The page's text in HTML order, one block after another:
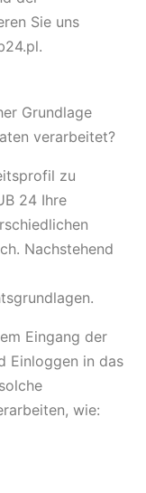
Sie uns
Grundlage
verarbeitet?
zu
24 Ihre
Nachstehend
Eingang der
Einloggen in das
wie: